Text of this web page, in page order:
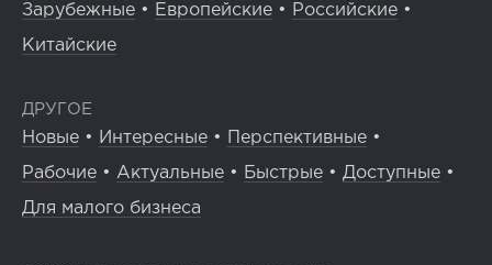
Зарубежные • Европейские • Российские •
Китайские
ДРУГОЕ
Новые • Интересные • Перспективные •
Рабочие • Актуальные • Быстрые • Доступные •
Для малого бизнеса